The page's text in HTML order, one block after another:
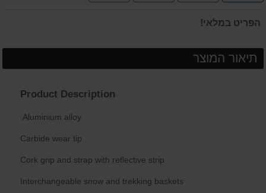
תשלומים
הפריט במלאי!
תיאור המוצר
Product Description
Carbide wear tip
Cork grip and strap with reflective strip
Interchangeable snow and trekking baskets